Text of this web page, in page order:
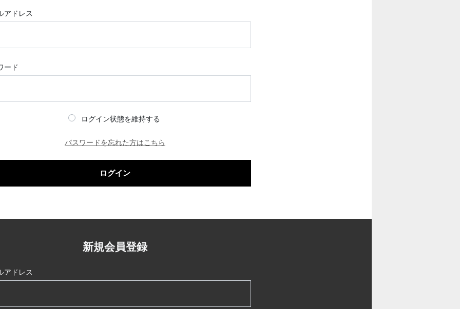
アドレス
ード
ログイン状態を維持する
パスワードを忘れた方はこちら
ログイン
新規会員登録
アドレス